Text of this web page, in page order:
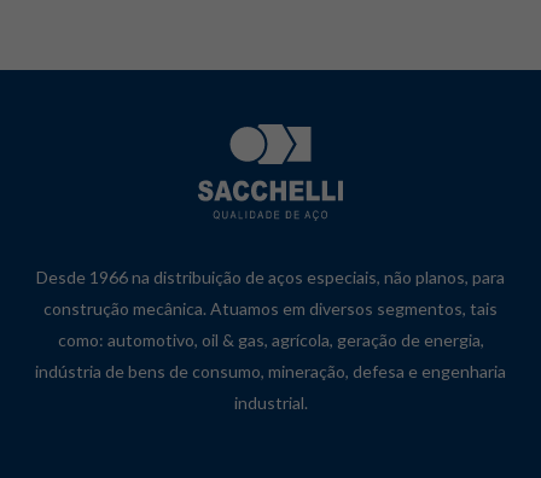
Desde 1966 na distribuição de aços especiais, não planos, para
construção mecânica. Atuamos em diversos segmentos, tais
como: automotivo, oil & gas, agrícola, geração de energia,
indústria de bens de consumo, mineração, defesa e engenharia
industrial.